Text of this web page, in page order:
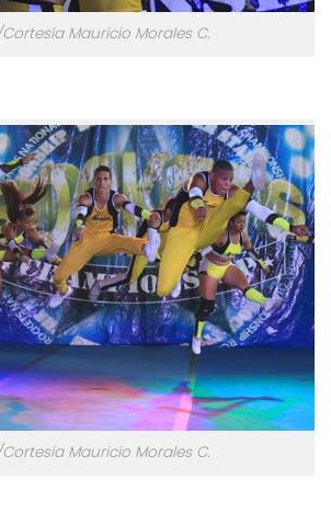
Mauricio Morales C.
Mauricio Morales C.